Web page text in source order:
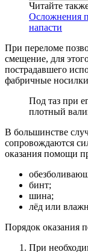
Читайте
Осложнения
напасти
При переломе
смещение, для
пострадавшего
фабричные носилки
Под таз при
плотный
В большинстве
сопровождаются
оказания помощи
бинт;
шина;
лёд или
Порядок оказания
При